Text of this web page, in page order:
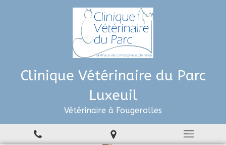
Clinique Vétérinaire du Parc
Luxeuil
Vétérinaire à Fougerolles